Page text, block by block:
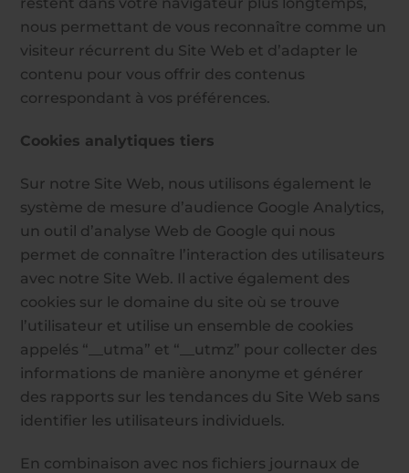
nous permettant de vous reconnaître comme un
visiteur récurrent du Site Web et d’adapter le
contenu pour vous offrir des contenus
correspondant à vos préférences.
Cookies analytiques tiers
Sur notre Site Web, nous utilisons également le
système de mesure d’audience Google Analytics,
un outil d’analyse Web de Google qui nous
permet de connaître l’interaction des utilisateurs
avec notre Site Web. Il active également des
cookies sur le domaine du site où se trouve
l’utilisateur et utilise un ensemble de cookies
appelés “__utma” et “__utmz” pour collecter des
informations de manière anonyme et générer
des rapports sur les tendances du Site Web sans
identifier les utilisateurs individuels.
En combinaison avec nos fichiers journaux de